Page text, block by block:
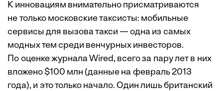
К инновациям внимательно присматриваются
не только московские таксисты: мобильные
сервисы для вызова такси — одна из самых
модных тем среди венчурных инвесторов.
По оценке журнала Wired, всего за пару лет в них
вложено $100 млн (данные на февраль 2013
года), и это только начало. Один лишь британский